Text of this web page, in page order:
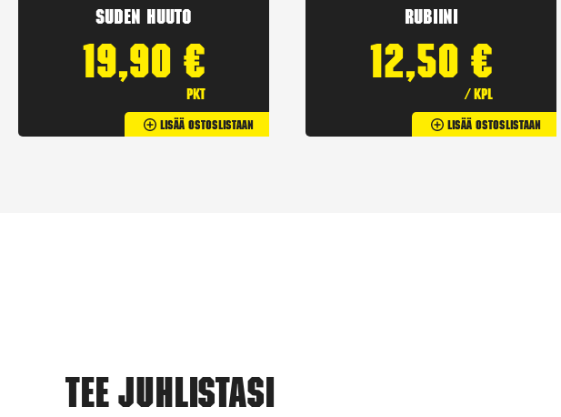
Suden huuto
19,90 €
pkt
Lisää Ostoslistaan
Rubiini
12,50 €
/ kpl
Lisää Ostoslistaan
Tee juhlistasi